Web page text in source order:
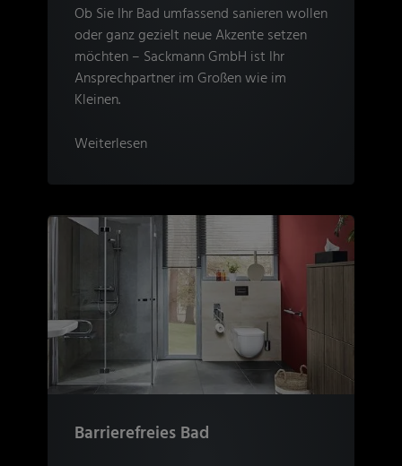
Ob Sie Ihr Bad umfassend sanieren wollen
oder ganz gezielt neue Akzente setzen
möchten – Sackmann GmbH ist Ihr
Ansprechpartner im Großen wie im
Kleinen.
Weiterlesen
Barrierefreies Bad